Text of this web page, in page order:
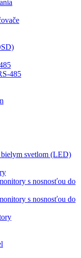
485
svetlom (LED)
s nosnosťou do
s nosnosťou do